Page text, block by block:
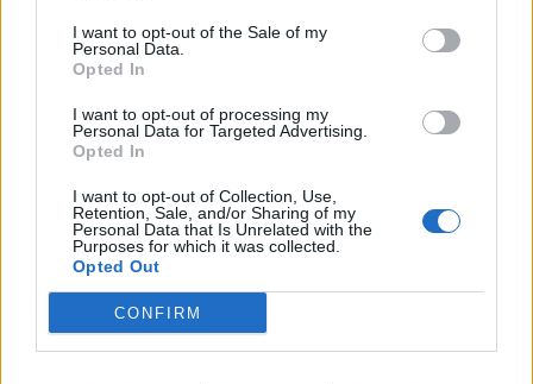
I want to opt-out of the Sale of my
Personal Data.
Opted In
I want to opt-out of processing my
Personal Data for Targeted Advertising.
Opted In
I want to opt-out of Collection, Use,
Retention, Sale, and/or Sharing of my
Personal Data that Is Unrelated with the
Purposes for which it was collected.
Opted Out
CONFIRM
Ναι, προσκομίζοντας αντίγραφο της συνταγής και
στην αρμόδια Περιφερειακή Διεύθυνση του
7. Αν αντιμετωπίσω κάποιο πρόβλημα που μπορώ
να απευθυνθώ;